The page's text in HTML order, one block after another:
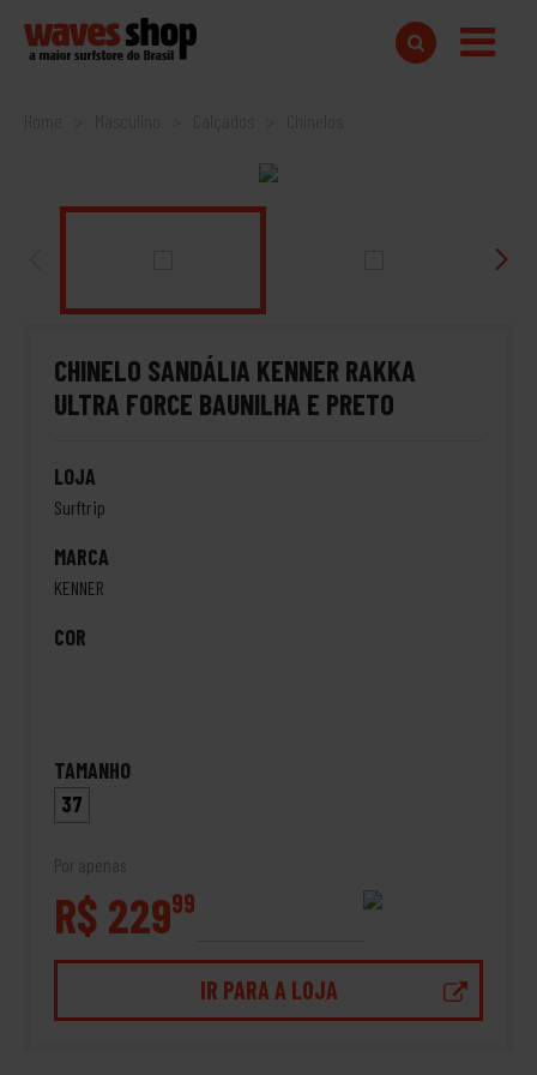
Home
CHINELO SANDÁLIA KENNER RAKKA
ULTRA FORCE BAUNILHA E PRETO
LOJA
Surftrip
MARCA
KENNER
COR
TAMANHO
37
Por apenas
R$ 22999
IR PARA A LOJA